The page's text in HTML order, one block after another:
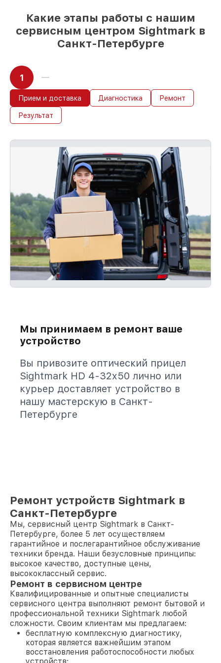
Какие этапы работы с нашим
сервисным центром Sightmark в
Санкт-Петербурге
1
Прием и доставка Диагностика Ремонт
Результат
Мы принимаем в ремонт ваше
устройство
Вы привозите оптический прицел
Sightmark HD 4-32x50 лично или
курьер доставляет устройство в
нашу мастерскую в Санкт-
Петербурге
Ремонт устройств Sightmark в
Санкт-Петербурге
Мы, сервисный центр Sightmark в Санкт-
Петербурге, более 5 лет осуществляем
гарантийное и послегарантийное обслуживание
техники бренда. Наши безусловные принципы:
высокое качество, доступные цены,
высококлассный сервис.
Ремонт в сервисном центре
Квалифицированные и опытные специалисты
сервисного центра выполняют ремонт бытовой и
профессиональной техники Sightmark любой
сложности. Своим клиентам мы предлагаем:
бесплатную комплексную диагностику,
которая является важнейшим этапом
восстановления работоспособности любых